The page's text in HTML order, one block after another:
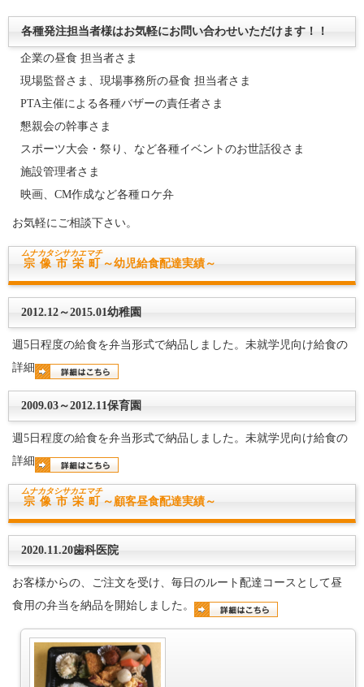
各種発注担当者様はお気軽にお問い合わせいただけます！！
企業の昼食 担当者さま
現場監督さま、現場事務所の昼食 担当者さま
PTA主催による各種バザーの責任者さま
懇親会の幹事さま
スポーツ大会・祭り、など各種イベントのお世話役さま
施設管理者さま
映画、CM作成など各種ロケ弁
お気軽にご相談下さい。
宗像市栄町
ムナカタシサカエマチ
～幼児給食配達実績～
2012.12～2015.01幼稚園
週5日程度の給食を弁当形式で納品しました。未就学児向け給食の
詳細
2009.03～2012.11保育園
週5日程度の給食を弁当形式で納品しました。未就学児向け給食の
詳細
宗像市栄町
ムナカタシサカエマチ
～顧客昼食配達実績～
2020.11.20歯科医院
お客様からの、ご注文を受け、毎日のルート配達コースとして昼
食用の弁当を納品を開始しました。